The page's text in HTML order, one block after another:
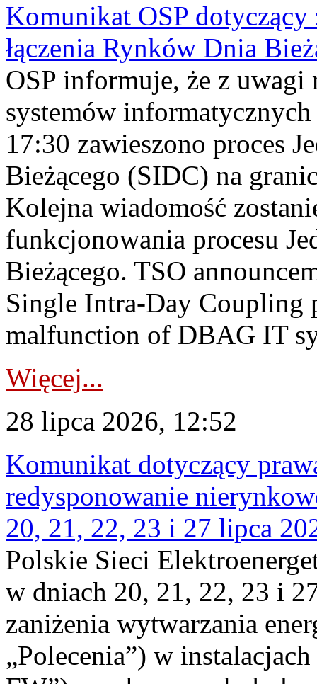
Komunikat OSP dotyczący
łączenia Rynków Dnia
OSP informuje, że z uwagi
systemów
17:30 zawieszono proces
Bieżącego (SIDC) na
Kolejna wiadomość
funkcjonowania procesu
Bieżącego. TSO
Single Intra-Day Coupling
malfunction of DBAG IT
Więcej...
28 lipca 2026, 12:52
Komunikat dotyczący
redysponowanie
20, 21, 22, 23 i 27 lipca
Polskie Sieci
w dniach 20, 21, 22, 23 i
zaniżenia wytwarzania
„Polecenia”) w